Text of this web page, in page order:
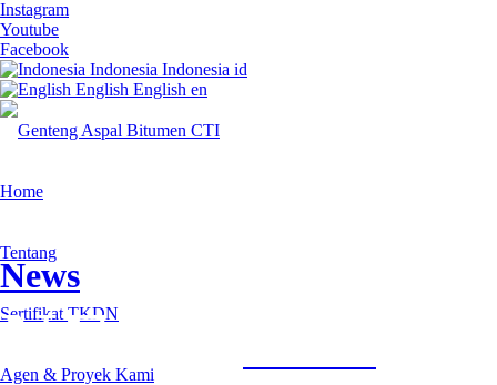
Instagram
Youtube
Facebook
Indonesia Indonesia id
English English en
Home
Tentang
Sertifikat TKDN
Agen & Proyek Kami
News
NEWS